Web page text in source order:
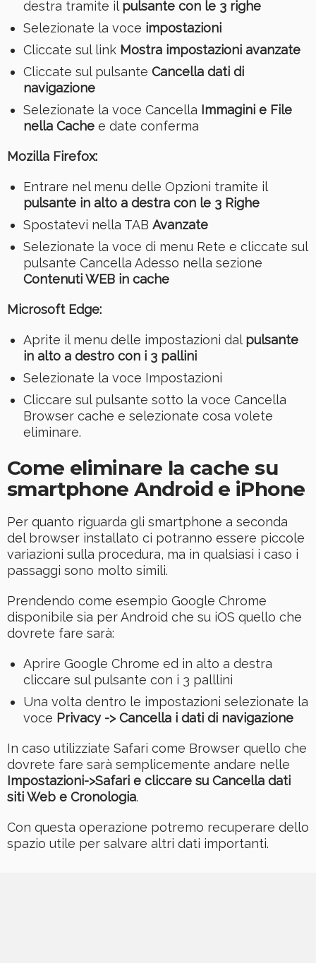
destra tramite il pulsante con le 3 righe
Selezionate la voce impostazioni
Cliccate sul link Mostra impostazioni avanzate
Cliccate sul pulsante Cancella dati di
navigazione
Selezionate la voce Cancella Immagini e File
nella Cachee date conferma
Mozilla Firefox:
Entrare nel menu delle Opzioni tramite il
pulsante in alto a destra con le 3 Righe
Spostatevi nella TAB Avanzate
Selezionate la voce di menu Rete e cliccate sul
pulsante Cancella Adesso nella sezione
Contenuti WEB in cache
Microsoft Edge:
Aprite il menu delle impostazioni dal pulsante
in alto a destro con i 3 pallini
Selezionate la voce Impostazioni
Cliccare sul pulsante sotto la voce Cancella
Browser cache e selezionate cosa volete
eliminare.
Come eliminare la cache su
smartphone Android e iPhone
Per quanto riguarda gli smartphone a seconda
del browser installato ci potranno essere piccole
variazioni sulla procedura, ma in qualsiasi i caso i
passaggi sono molto simili.
Prendendo come esempio Google Chrome
disponibile sia per Android che su iOS quello che
dovrete fare sarà:
Aprire Google Chrome ed in alto a destra
cliccare sul pulsante con i 3 palllini
Una volta dentro le impostazioni selezionate la
voce Privacy -> Cancella i dati di navigazione
In caso utilizziate Safari come Browser quello che
dovrete fare sarà semplicemente andare nelle
Impostazioni->Safari e cliccare su Cancella dati
siti Web e Cronologia.
Con questa operazione potremo recuperare dello
spazio utile per salvare altri dati importanti.